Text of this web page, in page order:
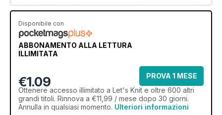
Disponibile con
ABBONAMENTO ALLA LETTURA
ILLIMITATA
€1.09
PROVA 1 MESE
Ottenere accesso illimitato a Let's Knit e oltre 600 altri
grandi titoli. Rinnova a €11,99 / mese dopo 30 giorni.
Annulla in qualsiasi momento. Ulteriori informazioni